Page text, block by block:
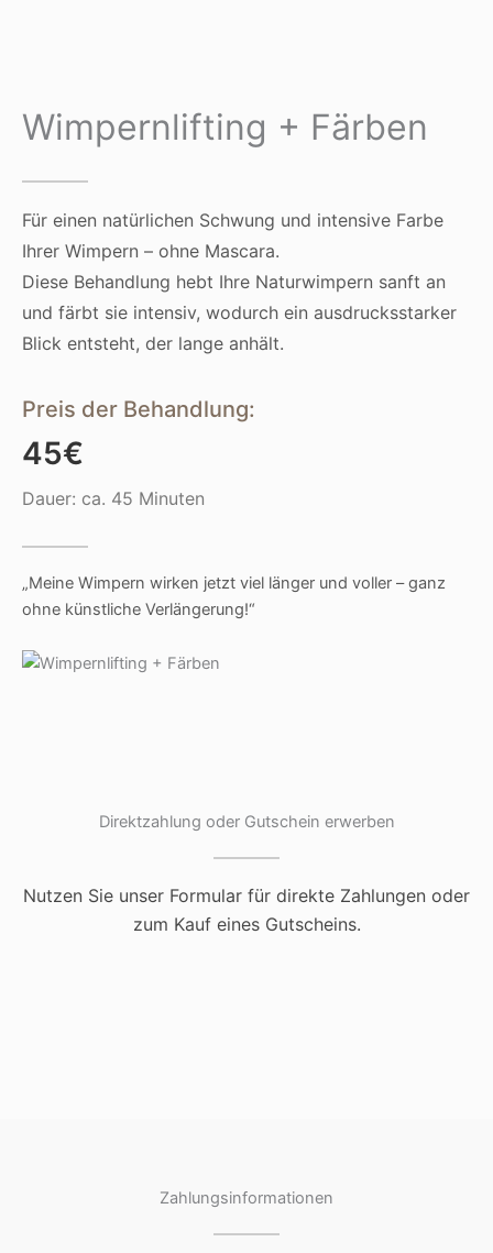
Wimpernlifting + Färben
Für einen natürlichen Schwung und intensive Farbe
Ihrer Wimpern – ohne Mascara.
Diese Behandlung hebt Ihre Naturwimpern sanft an
und färbt sie intensiv, wodurch ein ausdrucksstarker
Blick entsteht, der lange anhält.
Preis der Behandlung:
45€
Dauer: ca. 45 Minuten
„Meine Wimpern wirken jetzt viel länger und voller – ganz
ohne künstliche Verlängerung!“
Direktzahlung oder Gutschein erwerben
Nutzen Sie unser Formular für direkte Zahlungen oder
zum Kauf eines Gutscheins.
Zahlungsinformationen